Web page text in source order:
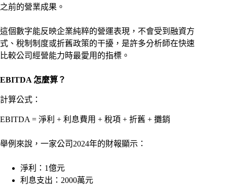
之前的營業成果。
這個數字能反映企業純粹的營運表現，不會受到融資方
式、稅制制度或折舊政策的干擾，是許多分析師在快速
比較公司經營能力時最愛用的指標。
EBITDA 怎麼算？
計算公式：
EBITDA = 淨利 + 利息費用 + 稅項 + 折舊 + 攤銷
舉例來說，一家公司2024年的財報顯示：
淨利：1億元
利息支出：2000萬元